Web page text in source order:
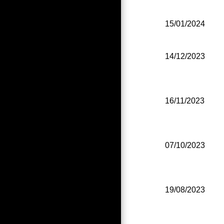
15/01/2024
14/12/2023
16/11/2023
07/10/2023
19/08/2023